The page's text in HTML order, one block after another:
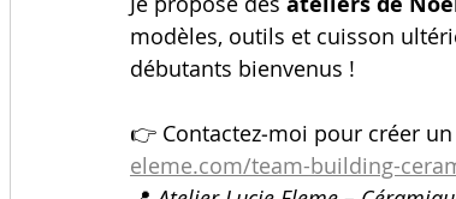
modèles, outils et cuisson
débutants bienvenus !
👉 Contactez‑moi pour créer
eleme.com/team-building-